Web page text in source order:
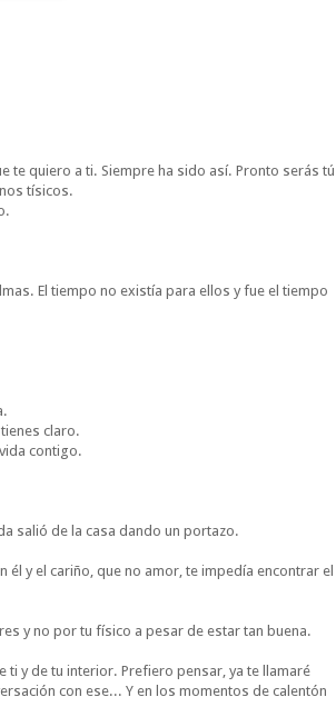
te quiero a ti. Siempre ha sido así. Pronto serás tú
tísicos.
El tiempo no existía para ellos y fue el tiempo
claro.
contigo.
salió de la casa dando un portazo.
y el cariño, que no amor, te impedía encontrar el
y no por tu físico a pesar de estar tan buena.
y de tu interior. Prefiero pensar, ya te llamaré
con ese... Y en los momentos de calentón